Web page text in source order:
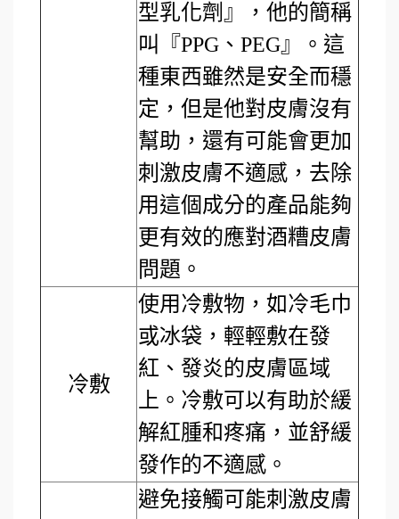
型乳化劑』，他的簡稱
叫『PPG、PEG』。這
種東西雖然是安全而穩
定，但是他對皮膚沒有
幫助，還有可能會更加
刺激皮膚不適感，去除
用這個成分的產品能夠
更有效的應對酒糟皮膚
問題。
冷敷
使用冷敷物，如冷毛巾
或冰袋，輕輕敷在發
紅、發炎的皮膚區域
上。冷敷可以有助於緩
解紅腫和疼痛，並舒緩
發作的不適感。
避免接觸可能刺激皮膚